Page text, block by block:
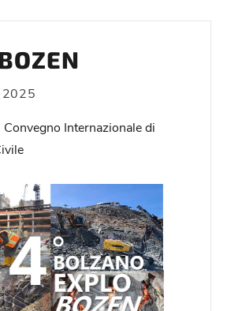
2025
Convegno Internazionale di